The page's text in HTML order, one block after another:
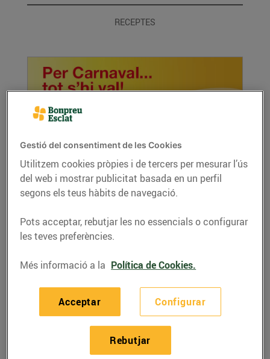
RECEPTES
La disbauxa abans de Quaresma
02/de febrer/2016
Com celebraràs el Carnestoltes? Nosaltres et
fem algunes propostes arreu del territori.
Gestió del consentiment de les Cookies
Utilitzem cookies pròpies i de tercers per mesurar l’ús
del web i mostrar publicitat basada en un perfil
segons els teus hàbits de navegació.
Pots acceptar, rebutjar les no essencials o configurar
les teves preferències.
Més informació a la Política de Cookies.
Configurar
Rebutjar
Acceptar